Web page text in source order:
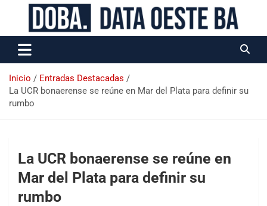
Data Oeste BA
Inicio
Entradas Destacadas
La UCR bonaerense se reúne en Mar del Plata para definir su
rumbo
La UCR bonaerense se reúne en
Mar del Plata para definir su
rumbo